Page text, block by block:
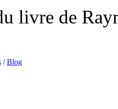
livre de
/Blog